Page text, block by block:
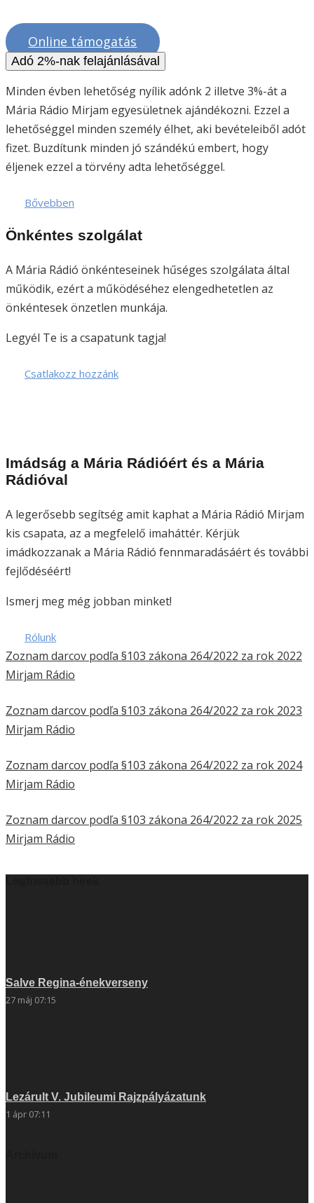
Online támogatás
Adó 2%-nak felajánlásával
Minden évben lehetőség nyílik adónk 2 illetve 3%-át a
Mária Rádio Mirjam egyesületnek ajándékozni. Ezzel a
lehetőséggel minden személy élhet, aki bevételeiből adót
fizet. Buzdítunk minden jó szándékú embert, hogy
éljenek ezzel a törvény adta lehetőséggel.
Bővebben
Önkéntes szolgálat
A Mária Rádió önkénteseinek hűséges szolgálata által
működik, ezért a működéséhez elengedhetetlen az
önkéntesek önzetlen munkája.
Legyél Te is a csapatunk tagja!
Csatlakozz hozzánk
Imádság a Mária Rádióért és a Mária
Rádióval
A legerősebb segítség amit kaphat a Mária Rádió Mirjam
kis csapata, az a megfelelő imaháttér. Kérjük
imádkozzanak a Mária Rádió fennmaradásáért és további
fejlődéséért!
Ismerj meg még jobban minket!
Rólunk
Zoznam darcov podľa §103 zákona 264/2022 za rok 2022
Mirjam Rádio
Zoznam darcov podľa §103 zákona 264/2022 za rok 2023
Mirjam Rádio
Zoznam darcov podľa §103 zákona 264/2022 za rok 2024
Mirjam Rádio
Zoznam darcov podľa §103 zákona 264/2022 za rok 2025
Mirjam Rádio
Salve Regina-énekverseny
27 máj 07:15
Lezárult V. Jubileumi Rajzpályázatunk
1 ápr 07:11